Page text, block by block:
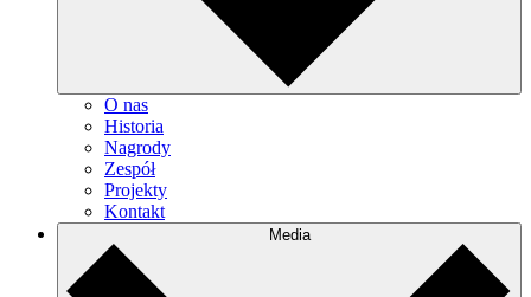
O nas
Historia
Nagrody
Zespół
Projekty
Kontakt
Media